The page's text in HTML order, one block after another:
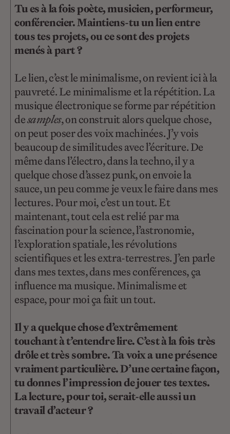
Tu es à la fois poète, musicien, performeur,
conférencier. Maintiens-tu un lien entre
tous tes projets, ou ce sont des projets
menés à part ?
Le lien, c’est le minimalisme, on revient ici à la
pauvreté. Le minimalisme et la répétition. La
musique électronique se forme par répétition
desamples, on construit alors quelque chose,
on peut poser des voix machinées. J’y vois
beaucoup de similitudes avec l’écriture. De
même dans l’électro, dans la techno, il y a
quelque chose d’assez punk, on envoie la
sauce, un peu comme je veux le faire dans mes
lectures. Pour moi, c’est un tout. Et
maintenant, tout cela est relié par ma
fascination pour la science, l’astronomie,
l’exploration spatiale, les révolutions
scientifiques et les extra-terrestres. J’en parle
dans mes textes, dans mes conférences, ça
influence ma musique. Minimalisme et
espace, pour moi ça fait un tout.
Il y a quelque chose d’extrêmement
touchant à t’entendre lire. C’est à la fois très
drôle et très sombre. Ta voix a une présence
vraiment particulière. D’une certaine façon,
tu donnes l’impression de jouer tes textes.
La lecture, pour toi, serait-elle aussi un
travail d’acteur ?